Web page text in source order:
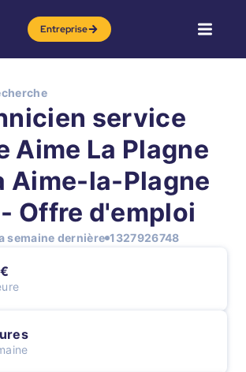
Entreprise
service
Aime La Plagne
Aime-la-Plagne
Offre d'emploi
semaine dernière 1327926748